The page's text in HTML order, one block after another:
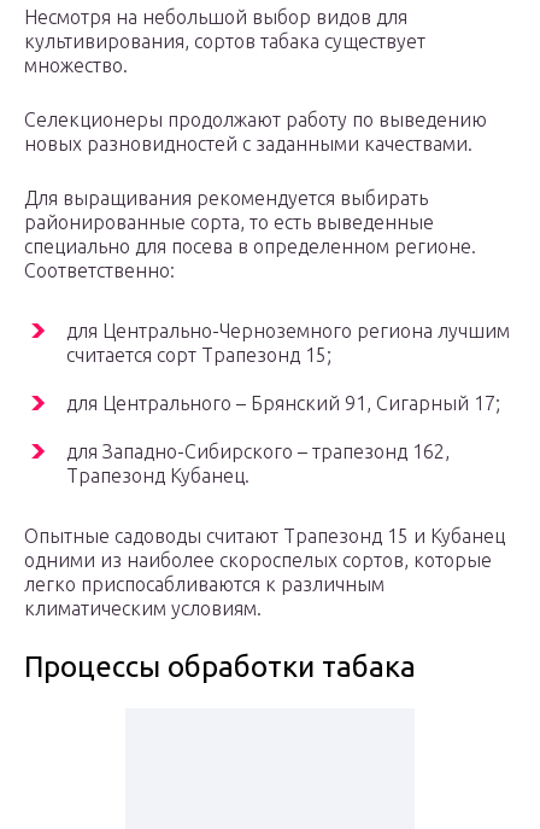
Несмотря на небольшой выбор видов для
культивирования, сортов табака существует
множество.
Селекционеры продолжают работу по выведению
новых разновидностей с заданными качествами.
Для выращивания рекомендуется выбирать
районированные сорта, то есть выведенные
специально для посева в определенном регионе.
Соответственно:
для Центрально-Черноземного региона лучшим
считается сорт Трапезонд 15;
для Центрального – Брянский 91, Сигарный 17;
для Западно-Сибирского – трапезонд 162,
Трапезонд Кубанец.
Опытные садоводы считают Трапезонд 15 и Кубанец
одними из наиболее скороспелых сортов, которые
легко приспосабливаются к различным
климатическим условиям.
Процессы обработки табака